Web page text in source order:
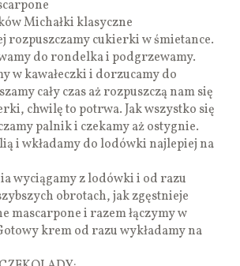
Michałki klasyczne
rozpuszczamy cukierki w śmietance.
do rondelka i podgrzewamy.
w kawałeczki i dorzucamy do
cały czas aż rozpuszczą nam się
chwilę to potrwa. Jak wszystko się
palnik i czekamy aż ostygnie.
i wkładamy do lodówki najlepiej na
wyciągamy z lodówki i od razu
obrotach, jak zgęstnieje
mascarpone i razem łączymy w
krem od razu wykładamy na